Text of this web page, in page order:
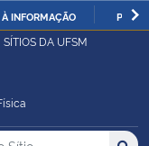
INFORMAÇÃO
SÍTIOS DA UFSM